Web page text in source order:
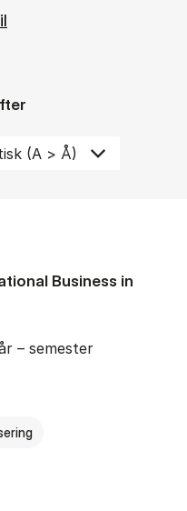
Business in
– semester